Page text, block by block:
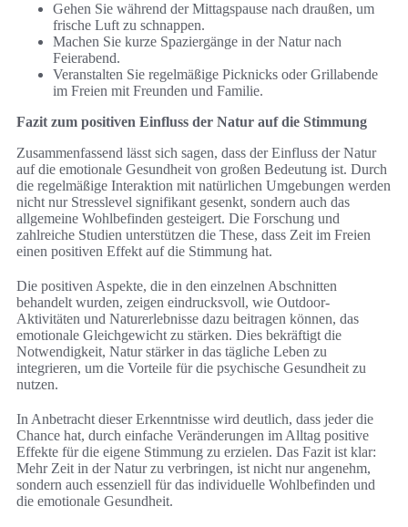
Gehen Sie während der Mittagspause nach draußen, um
frische Luft zu schnappen.
Machen Sie kurze Spaziergänge in der Natur nach
Feierabend.
Veranstalten Sie regelmäßige Picknicks oder Grillabende
im Freien mit Freunden und Familie.
Fazit zum positiven Einfluss der Natur auf die Stimmung
Zusammenfassend lässt sich sagen, dass der Einfluss der Natur
auf die emotionale Gesundheit von großen Bedeutung ist. Durch
die regelmäßige Interaktion mit natürlichen Umgebungen werden
nicht nur Stresslevel signifikant gesenkt, sondern auch das
allgemeine Wohlbefinden gesteigert. Die Forschung und
zahlreiche Studien unterstützen die These, dass Zeit im Freien
einen positiven Effekt auf die Stimmung hat.
Die positiven Aspekte, die in den einzelnen Abschnitten
behandelt wurden, zeigen eindrucksvoll, wie Outdoor-
Aktivitäten und Naturerlebnisse dazu beitragen können, das
emotionale Gleichgewicht zu stärken. Dies bekräftigt die
Notwendigkeit, Natur stärker in das tägliche Leben zu
integrieren, um die Vorteile für die psychische Gesundheit zu
nutzen.
In Anbetracht dieser Erkenntnisse wird deutlich, dass jeder die
Chance hat, durch einfache Veränderungen im Alltag positive
Effekte für die eigene Stimmung zu erzielen. Das Fazit ist klar:
Mehr Zeit in der Natur zu verbringen, ist nicht nur angenehm,
sondern auch essenziell für das individuelle Wohlbefinden und
die emotionale Gesundheit.